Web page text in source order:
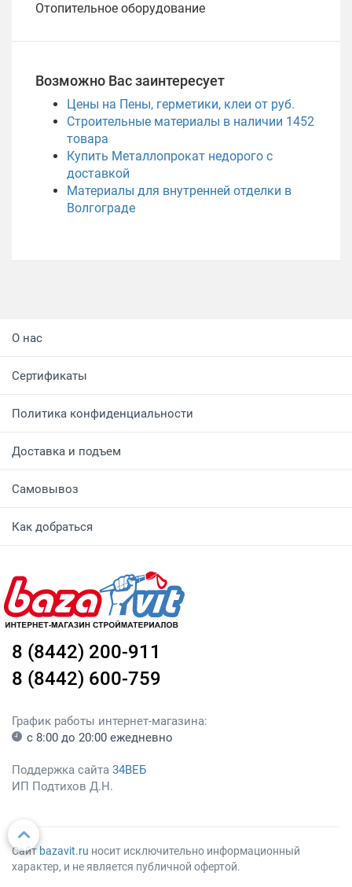
Отопительное оборудование
Возможно Вас заинтересует
Цены на Пены, герметики, клеи от руб.
Строительные материалы в наличии 1452
товара
Купить Металлопрокат недорого с
доставкой
Материалы для внутренней отделки в
Волгограде
О нас
Сертификаты
Политика конфиденциальности
Доставка и подъем
Самовывоз
Как добраться
8 (8442) 200-911
8 (8442) 600-759
График работы интернет-магазина:
с 8:00 до 20:00 ежедневно
Поддержка сайта 34ВЕБ
ИП Подтихов Д.Н.
Сайт bazavit.ru носит исключительно информационный
характер, и не является публичной офертой.